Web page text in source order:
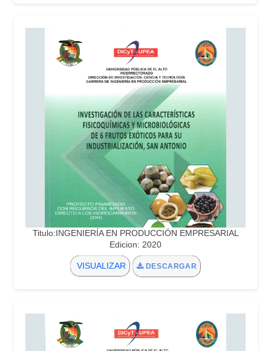
Titulo:INGENIERÍA EN PRODUCCIÓN EMPRESARIAL
Edicion: 2020
VISUALIZAR DESCARGAR